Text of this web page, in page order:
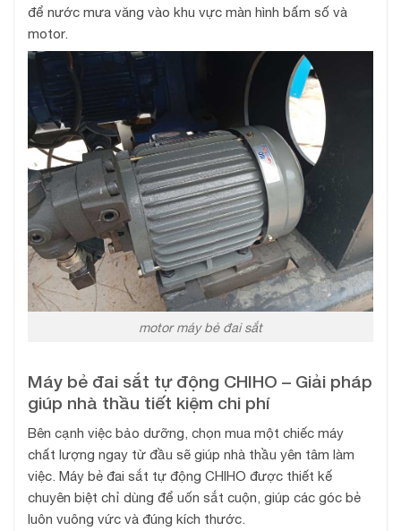
để nước mưa văng vào khu vực màn hình bấm số và
motor.
motor máy bẻ đai sắt
Máy bẻ đai sắt tự động CHIHO – Giải pháp
giúp nhà thầu tiết kiệm chi phí
Bên cạnh việc bảo dưỡng, chọn mua một chiếc máy
chất lượng ngay từ đầu sẽ giúp nhà thầu yên tâm làm
việc. Máy bẻ đai sắt tự động CHIHO được thiết kế
chuyên biệt chỉ dùng để uốn sắt cuộn, giúp các góc bẻ
luôn vuông vức và đúng kích thước.